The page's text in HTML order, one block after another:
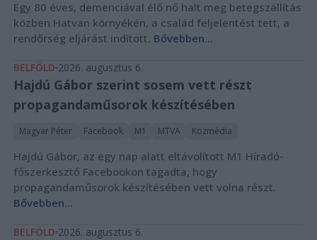
Egy 80 éves, demenciával élő nő halt meg betegszállítás
közben Hatvan környékén, a család feljelentést tett, a
rendőrség eljárást indított. Bővebben...
BELFÖLD 2026. augusztus 6.
Hajdú Gábor szerint sosem vett részt
propagandaműsorok készítésében
Magyar Péter Facebook M1 MTVA Közmédia
Hajdú Gábor, az egy nap alatt eltávolított M1 Híradó-
főszerkesztő Facebookon tagadta, hogy
propagandaműsorok készítésében vett volna részt.
Bővebben...
BELFÖLD 2026. augusztus 6.